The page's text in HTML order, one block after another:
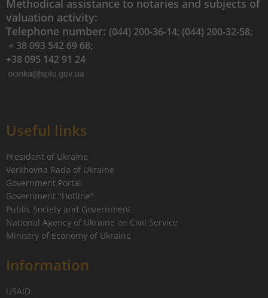
Methodical assistance to notaries and subjects of
valuation activity:
Telephone number: (044) 200-36-14; (044) 200-32-58;
+ 38 093 542 69 68;
+38 095 142 91 24
Useful links
President of Ukraine
Verkhovna Rada of Ukraine
Government Portal
Government "Hotline"
Public Society and Government
National Agency of Ukraine on Civil Service
Ministry of Economy of Ukraine
Information
USAID